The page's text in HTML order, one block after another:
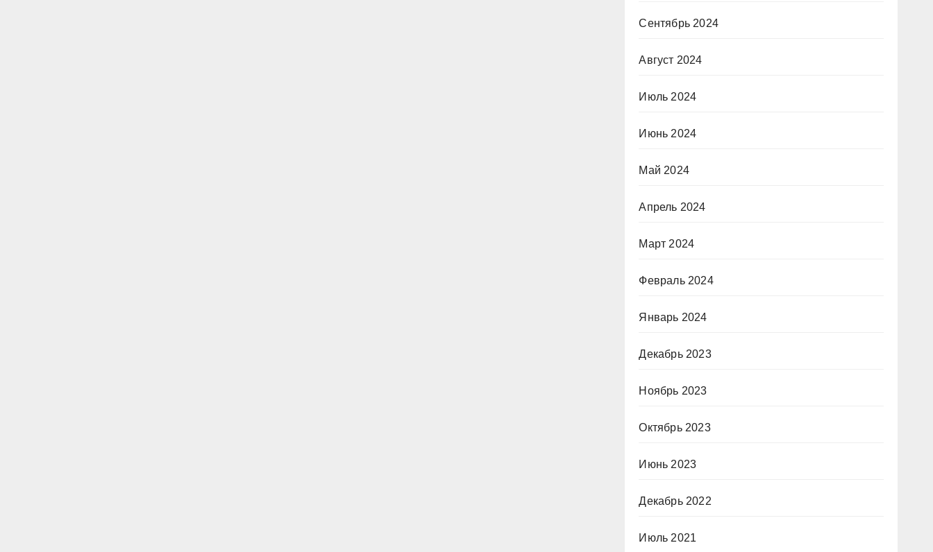
Сентябрь 2024
Август 2024
Июль 2024
Июнь 2024
Май 2024
Апрель 2024
Март 2024
Февраль 2024
Январь 2024
Декабрь 2023
Ноябрь 2023
Октябрь 2023
Июнь 2023
Декабрь 2022
Июль 2021